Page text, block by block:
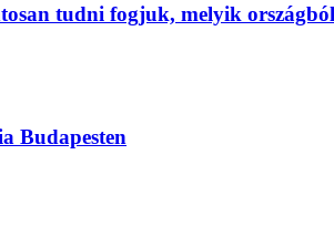
tudni fogjuk, melyik
Budapesten